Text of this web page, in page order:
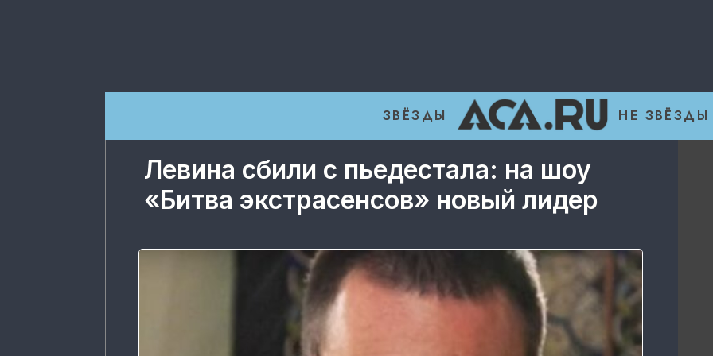
ЗВЁЗДЫ НЕ ЗВЁЗДЫ
Левина сбили с пьедестала: на шоу
«Битва экстрасенсов» новый лидер